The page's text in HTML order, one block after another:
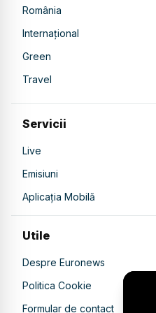
România
Internațional
Green
Travel
Servicii
Live
Emisiuni
Aplicația Mobilă
Utile
Despre Euronews
Politica Cookie
Formular de contact